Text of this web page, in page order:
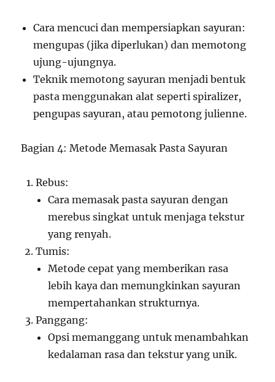
Cara mencuci dan mempersiapkan sayuran:
mengupas (jika diperlukan) dan memotong
ujung-ujungnya.
Teknik memotong sayuran menjadi bentuk
pasta menggunakan alat seperti spiralizer,
pengupas sayuran, atau pemotong julienne.
Bagian 4: Metode Memasak Pasta Sayuran
Rebus:
Cara memasak pasta sayuran dengan
merebus singkat untuk menjaga tekstur
yang renyah.
Tumis:
Metode cepat yang memberikan rasa
lebih kaya dan memungkinkan sayuran
mempertahankan strukturnya.
Panggang:
Opsi memanggang untuk menambahkan
kedalaman rasa dan tekstur yang unik.